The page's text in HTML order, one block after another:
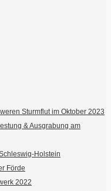
Sturmflut im Oktober 2023
& Ausgrabung am
Holstein
Förde
2022